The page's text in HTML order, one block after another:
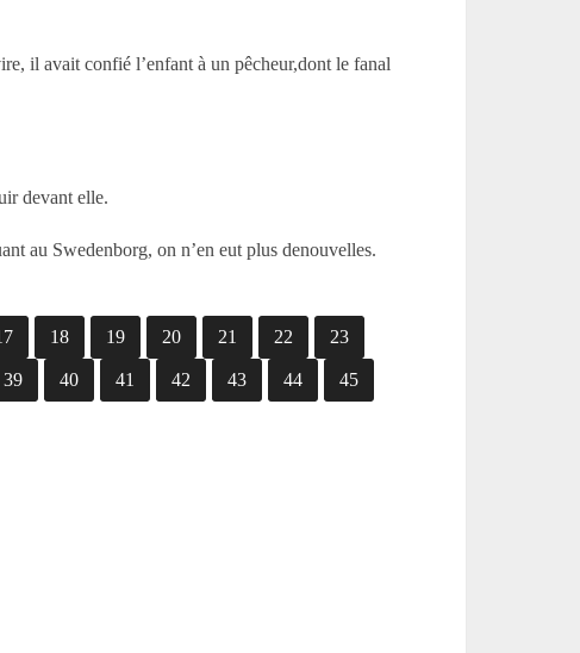
il avait confié l’enfant à un pêcheur,dont le fanal
devant elle.
au Swedenborg, on n’en eut plus denouvelles.
18 19 20 21 22 23
39 40 41 42 43 44 45